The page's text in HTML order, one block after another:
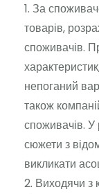
За
товарів,
споживачів.
непоганий
також
споживачів.
сюжети з
викликати
Виходячи з